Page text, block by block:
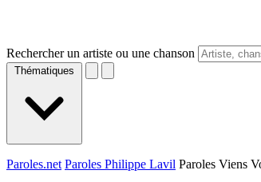
Rechercher un artiste ou une chanson
Thématiques
Paroles.net Paroles Philippe Lavil Paroles Viens